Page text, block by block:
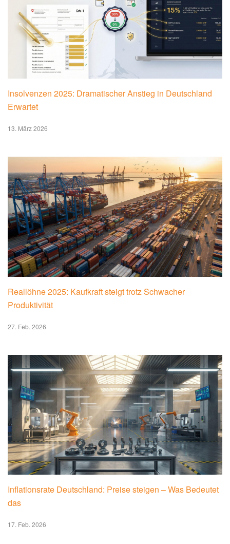
Insolvenzen 2025: Dramatischer Anstieg in Deutschland
Erwartet
13. März 2026
Reallöhne 2025: Kaufkraft steigt trotz Schwacher
Produktivität
27. Feb. 2026
Inflationsrate Deutschland: Preise steigen – Was Bedeutet
das
17. Feb. 2026